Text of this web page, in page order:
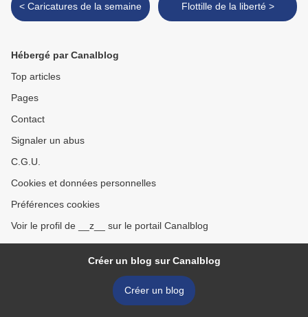
< Caricatures de la semaine Flottille de la liberté >
Hébergé par Canalblog
Top articles
Pages
Contact
Signaler un abus
C.G.U.
Cookies et données personnelles
Préférences cookies
Voir le profil de __z__ sur le portail Canalblog
Créer un blog sur Canalblog
Créer un blog